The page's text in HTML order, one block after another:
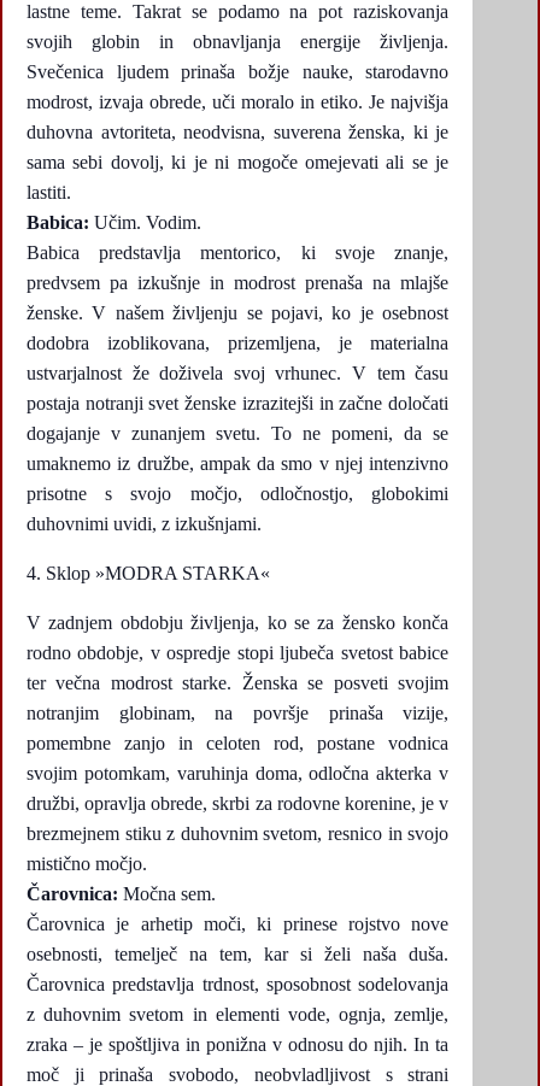
lastne teme. Takrat se podamo na pot raziskovanja
svojih globin in obnavljanja energije življenja.
Svečenica ljudem prinaša božje nauke, starodavno
modrost, izvaja obrede, uči moralo in etiko. Je najvišja
duhovna avtoriteta, neodvisna, suverena ženska, ki je
sama sebi dovolj, ki je ni mogoče omejevati ali se je
lastiti.
Babica: Učim. Vodim.
Babica predstavlja mentorico, ki svoje znanje,
predvsem pa izkušnje in modrost prenaša na mlajše
ženske. V našem življenju se pojavi, ko je osebnost
dodobra izoblikovana, prizemljena, je materialna
ustvarjalnost že doživela svoj vrhunec. V tem času
postaja notranji svet ženske izrazitejši in začne določati
dogajanje v zunanjem svetu. To ne pomeni, da se
umaknemo iz družbe, ampak da smo v njej intenzivno
prisotne s svojo močjo, odločnostjo, globokimi
duhovnimi uvidi, z izkušnjami.
Sklop »MODRA STARKA«
V zadnjem obdobju življenja, ko se za žensko konča
rodno obdobje, v ospredje stopi ljubeča svetost babice
ter večna modrost starke. Ženska se posveti svojim
notranjim globinam, na površje prinaša vizije,
pomembne zanjo in celoten rod, postane vodnica
svojim potomkam, varuhinja doma, odločna akterka v
družbi, opravlja obrede, skrbi za rodovne korenine, je v
brezmejnem stiku z duhovnim svetom, resnico in svojo
mistično močjo.
Čarovnica: Močna sem.
Čarovnica je arhetip moči, ki prinese rojstvo nove
osebnosti, temelječ na tem, kar si želi naša duša.
Čarovnica predstavlja trdnost, sposobnost sodelovanja
z duhovnim svetom in elementi vode, ognja, zemlje,
zraka – je spoštljiva in ponižna v odnosu do njih. In ta
moč ji prinaša svobodo, neobvladljivost s strani